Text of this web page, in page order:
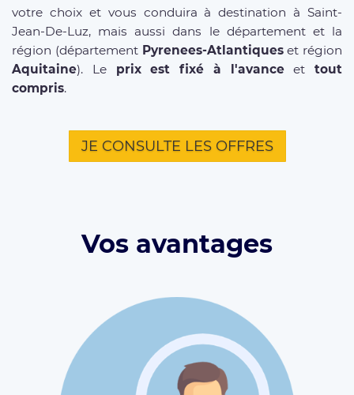
votre choix et vous conduira à destination à Saint-
Jean-De-Luz, mais aussi dans le département et la
région (département Pyrenees-Atlantiqueset région
Aquitaine). Le prix est fixé à l'avanceet tout
compris.
JE CONSULTE LES OFFRES
Vos avantages